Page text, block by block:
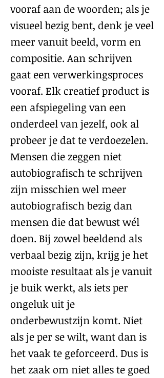
vooraf aan de woorden; als je
visueel bezig bent, denk je veel
meer vanuit beeld, vorm en
compositie. Aan schrijven
gaat een verwerkingsproces
vooraf. Elk creatief product is
een afspiegeling van een
onderdeel van jezelf, ook al
probeer je dat te verdoezelen.
Mensen die zeggen niet
autobiografisch te schrijven
zijn misschien wel meer
autobiografisch bezig dan
mensen die dat bewust wél
doen. Bij zowel beeldend als
verbaal bezig zijn, krijg je het
mooiste resultaat als je vanuit
je buik werkt, als iets per
ongeluk uit je
onderbewustzijn komt. Niet
als je per se wilt, want dan is
het vaak te geforceerd. Dus is
het zaak om niet alles te goed